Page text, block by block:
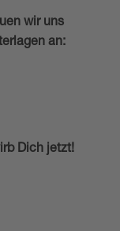
wir uns
an:
Dich jetzt!